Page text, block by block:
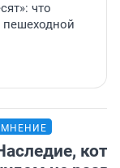
что
пешеходной
МНЕНИЕ